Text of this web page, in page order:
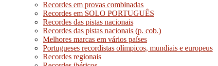
Recordes em provas combinadas
Recordes em SOLO PORTUGUÊS
Recordes das pistas nacionais
Recordes das pistas nacionais (p. cob.)
Melhores marcas em vários países
Portugueses recordistas olímpicos, mundiais e europeus
Recordes regionais